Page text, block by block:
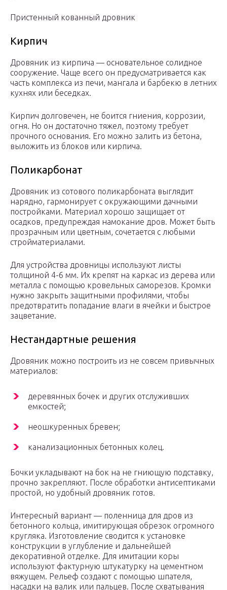
Пристенный кованный дровник
Кирпич
Дровяник из кирпича — основательное солидное
сооружение. Чаще всего он предусматривается как
часть комплекса из печи, мангала и барбекю в летних
кухнях или беседках.
Кирпич долговечен, не боится гниения, коррозии,
огня. Но он достаточно тяжел, поэтому требует
прочного основания. Его можно залить из бетона,
выложить из блоков или кирпича.
Поликарбонат
Дровяник из сотового поликарбоната выглядит
нарядно, гармонирует с окружающими дачными
постройками. Материал хорошо защищает от
осадков, предупреждая намокание дров. Может быть
прозрачным или цветным, сочетается с любыми
стройматериалами.
Для устройства дровницы используют листы
толщиной 4-6 мм. Их крепят на каркас из дерева или
металла с помощью кровельных саморезов. Кромки
нужно закрыть защитными профилями, чтобы
предотвратить попадание влаги в ячейки и быстрое
зацветание.
Нестандартные решения
Дровяник можно построить из не совсем привычных
материалов:
деревянных бочек и других отслуживших
емкостей;
неошкуренных бревен;
канализационных бетонных колец.
Бочки укладывают на бок на не гниющую подставку,
прочно закрепляют. После обработки антисептиками
простой, но удобный дровяник готов.
Интересный вариант — поленница для дров из
бетонного кольца, имитирующая обрезок огромного
кругляка. Изготовление сводится к установке
конструкции в углубление и дальнейшей
декоративной отделке. Для имитации коры
используют фактурную штукатурку на цементном
вяжущем. Рельеф создают с помощью шпателя,
насадки на валик или пальцев. После схватывания